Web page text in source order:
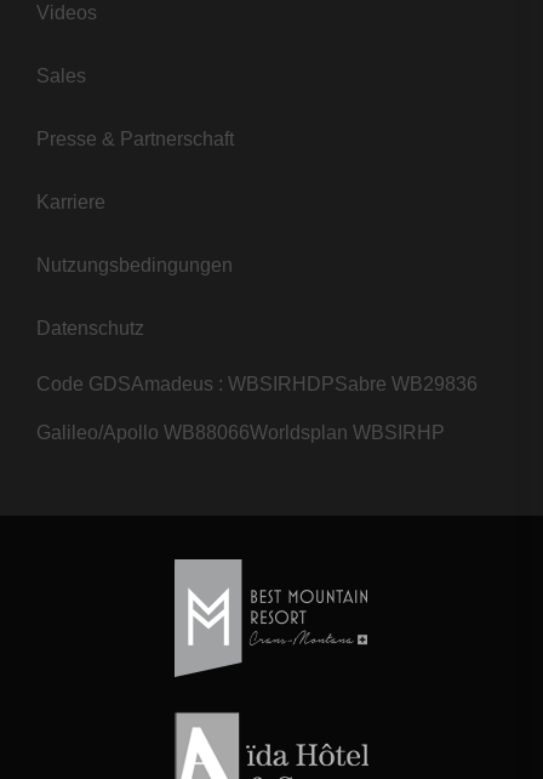
Videos
Sales
Presse & Partnerschaft
Karriere
Nutzungsbedingungen
Datenschutz
Code GDSAmadeus : WBSIRHDPSabre WB29836
Galileo/Apollo WB88066Worldsplan WBSIRHP